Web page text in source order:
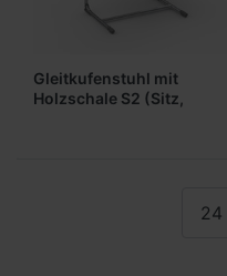
Gleitkufenstuhl mit
Holzschale S2 (Sitz,
24